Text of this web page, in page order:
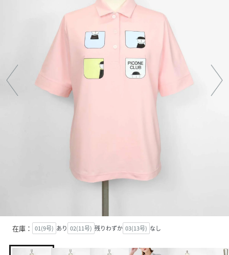
在庫： 01(9号) あり 02(11号) 残りわずか 03(13号) なし